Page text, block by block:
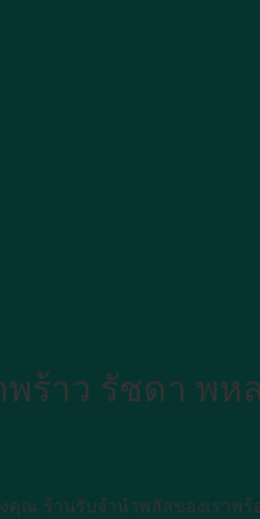
ร้าว รัชดา พห
ณ ร้านรับจำนำพลัสของเราพ